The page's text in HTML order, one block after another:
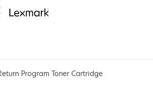
Program Toner Cartridge